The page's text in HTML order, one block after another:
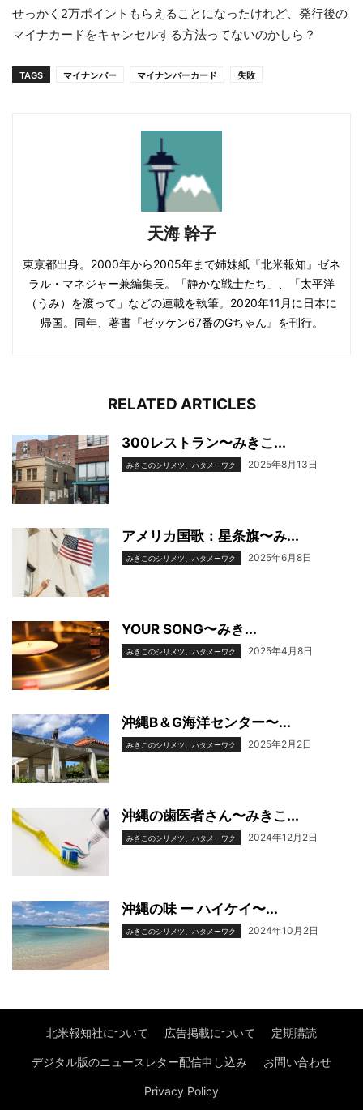
せっかく2万ポイントもらえることになったけれど、発行後の
マイナカードをキャンセルする方法ってないのかしら？
TAGS マイナンバー マイナンバーカード 失敗
天海 幹子
東京都出身。2000年から2005年まで姉妹紙『北米報知』ゼネ
ラル・マネジャー兼編集長。「静かな戦士たち」、「太平洋
（うみ）を渡って」などの連載を執筆。2020年11月に日本に
帰国。同年、著書『ゼッケン67番のGちゃん』を刊行。
RELATED ARTICLES
300レストラン〜みきこ...
みきこのシリメツ、ハタメーワク 2025年8月13日
アメリカ国歌：星条旗〜み...
みきこのシリメツ、ハタメーワク 2025年6月8日
YOUR SONG〜みき...
みきこのシリメツ、ハタメーワク 2025年4月8日
沖縄B＆G海洋センター〜...
みきこのシリメツ、ハタメーワク 2025年2月2日
沖縄の歯医者さん〜みきこ...
みきこのシリメツ、ハタメーワク 2024年12月2日
沖縄の味 ー ハイケイ〜...
みきこのシリメツ、ハタメーワク 2024年10月2日
北米報知社について 広告掲載について 定期購読
デジタル版のニュースレター配信申し込み お問い合わせ
Privacy Policy